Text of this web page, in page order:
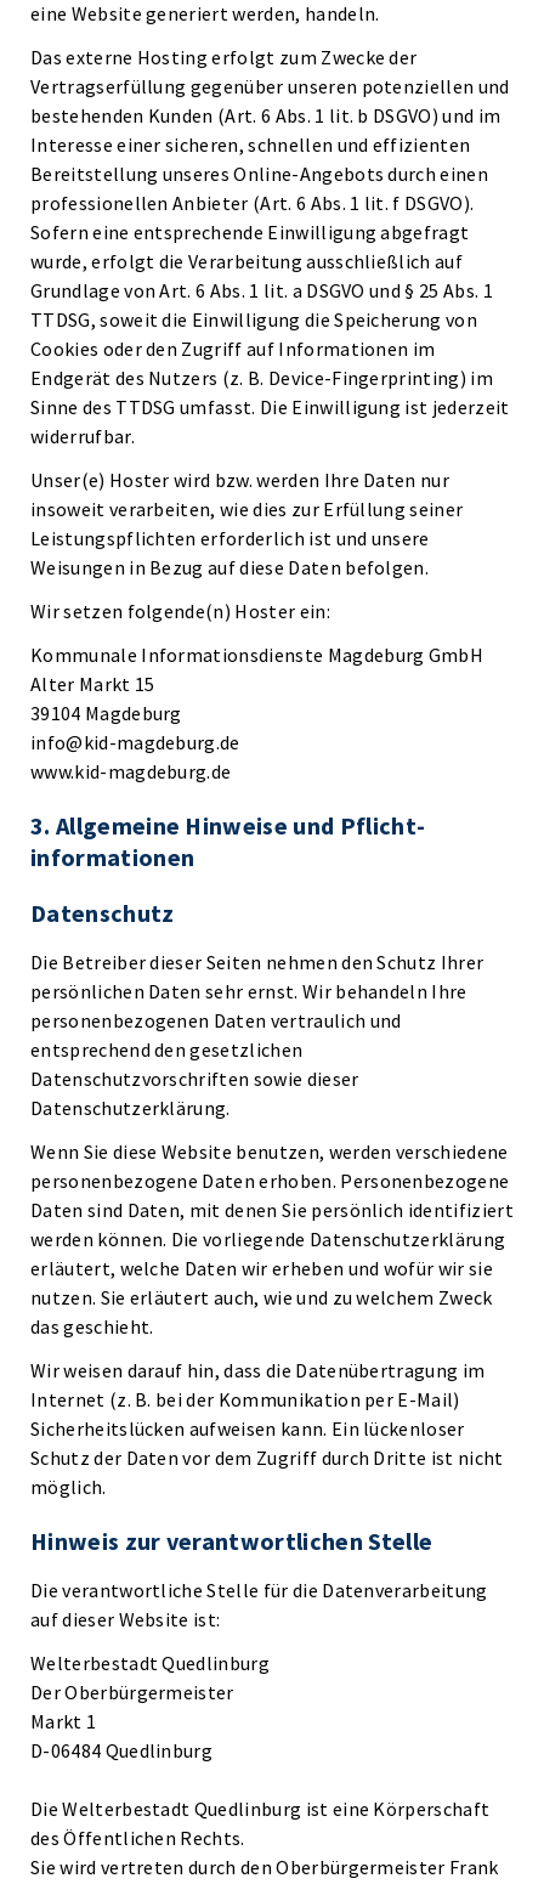
eine Website generiert werden, handeln.
Das externe Hosting erfolgt zum Zwecke der
Vertragserfüllung gegenüber unseren potenziellen und
bestehenden Kunden (Art. 6 Abs. 1 lit. b DSGVO) und im
Interesse einer sicheren, schnellen und effizienten
Bereitstellung unseres Online-Angebots durch einen
professionellen Anbieter (Art. 6 Abs. 1 lit. f DSGVO).
Sofern eine entsprechende Einwilligung abgefragt
wurde, erfolgt die Verarbeitung ausschließlich auf
Grundlage von Art. 6 Abs. 1 lit. a DSGVO und § 25 Abs. 1
TTDSG, soweit die Einwilligung die Speicherung von
Cookies oder den Zugriff auf Informationen im
Endgerät des Nutzers (z. B. Device-Fingerprinting) im
Sinne des TTDSG umfasst. Die Einwilligung ist jederzeit
widerrufbar.
Unser(e) Hoster wird bzw. werden Ihre Daten nur
insoweit verarbeiten, wie dies zur Erfüllung seiner
Leistungspflichten erforderlich ist und unsere
Weisungen in Bezug auf diese Daten befolgen.
Wir setzen folgende(n) Hoster ein:
Kommunale Informationsdienste Magdeburg GmbH
Alter Markt 15
39104 Magdeburg
info@kid-magdeburg.de
www.kid-magdeburg.de
3. Allgemeine Hinweise und Pflicht­
informationen
Datenschutz
Die Betreiber dieser Seiten nehmen den Schutz Ihrer
persönlichen Daten sehr ernst. Wir behandeln Ihre
personenbezogenen Daten vertraulich und
entsprechend den gesetzlichen
Datenschutzvorschriften sowie dieser
Datenschutzerklärung.
Wenn Sie diese Website benutzen, werden verschiedene
personenbezogene Daten erhoben. Personenbezogene
Daten sind Daten, mit denen Sie persönlich identifiziert
werden können. Die vorliegende Datenschutzerklärung
erläutert, welche Daten wir erheben und wofür wir sie
nutzen. Sie erläutert auch, wie und zu welchem Zweck
das geschieht.
Wir weisen darauf hin, dass die Datenübertragung im
Internet (z. B. bei der Kommunikation per E-Mail)
Sicherheitslücken aufweisen kann. Ein lückenloser
Schutz der Daten vor dem Zugriff durch Dritte ist nicht
möglich.
Hinweis zur verantwortlichen Stelle
Die verantwortliche Stelle für die Datenverarbeitung
auf dieser Website ist:
Welterbestadt Quedlinburg
Der Oberbürgermeister
Markt 1
D-06484 Quedlinburg
Die Welterbestadt Quedlinburg ist eine Körperschaft
des Öffentlichen Rechts.
Sie wird vertreten durch den Oberbürgermeister Frank